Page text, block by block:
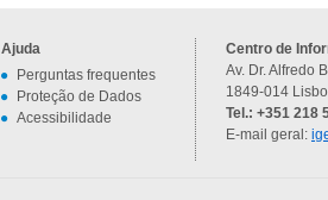
Ajuda
Perguntas frequentes
Proteção de Dados
Acessibilidade
Centro de
Av. Dr. Alfredo
1849-014
Tel.: +351 218
E-mail geral: